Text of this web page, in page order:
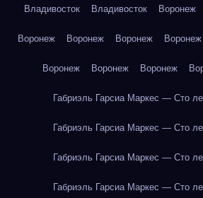
Владивосток Владивосток Воронеж
Воронеж Воронеж Воронеж Воронеж
Воронеж Воронеж Воронеж
Габриэль Гарсиа Маркес — Сто
Габриэль Гарсиа Маркес — Сто
Габриэль Гарсиа Маркес — Сто
Габриэль Гарсиа Маркес — Сто